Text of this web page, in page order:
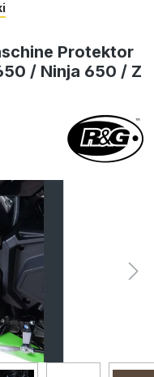
Protektor
/ Ninja 650 / Z